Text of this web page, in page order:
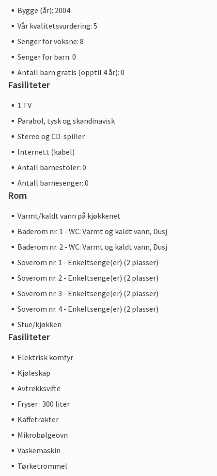
Bygge (år): 2004
Vår kvalitetsvurdering: 5
Senger for voksne: 8
Senger for barn: 0
Antall barn gratis (opptil 4 år): 0
Fasiliteter
1 TV
Parabol, tysk og skandinavisk
Stereo og CD-spiller
Internett (kabel)
Antall barnestoler: 0
Antall barnesenger: 0
Rom
Varmt/kaldt vann på kjøkkenet
Baderom nr. 1 - WC: Varmt og kaldt vann, Dusj
Baderom nr. 2 - WC: Varmt og kaldt vann, Dusj
Soverom nr. 1 - Enkeltsenge(er) (2 plasser)
Soverom nr. 2 - Enkeltsenge(er) (2 plasser)
Soverom nr. 3 - Enkeltsenge(er) (2 plasser)
Soverom nr. 4 - Enkeltsenge(er) (2 plasser)
Stue/kjøkken
Fasiliteter
Elektrisk komfyr
Kjøleskap
Avtrekksvifte
Fryser : 300 liter
Kaffetrakter
Mikrobølgeovn
Vaskemaskin
Tørketrommel